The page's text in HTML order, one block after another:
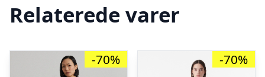
Relaterede varer
-70% -70%